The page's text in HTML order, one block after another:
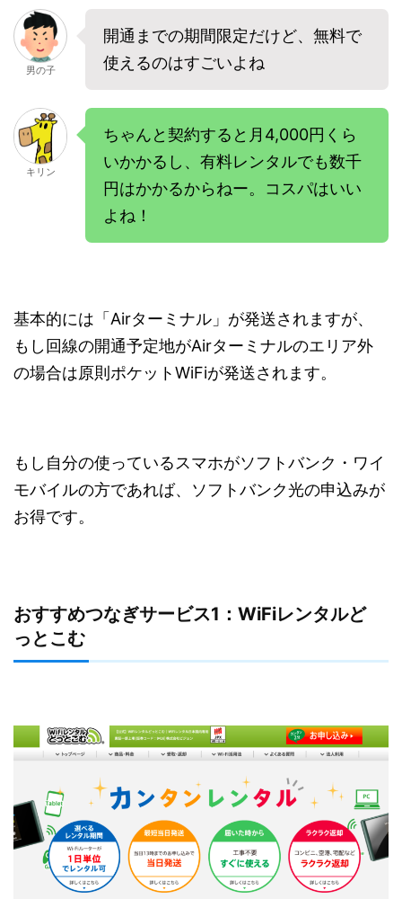
男の子
開通までの期間限定だけど、無料で
使えるのはすごいよね
キリン
ちゃんと契約すると月4,000円くら
いかかるし、有料レンタルでも数千
円はかかるからねー。コスパはいい
よね！
基本的には「Airターミナル」が発送されますが、
もし回線の開通予定地がAirターミナルのエリア外
の場合は原則ポケットWiFiが発送されます。
もし自分の使っているスマホがソフトバンク・ワイ
モバイルの方であれば、ソフトバンク光の申込みが
お得です。
おすすめつなぎサービス1：WiFiレンタルど
っとこむ